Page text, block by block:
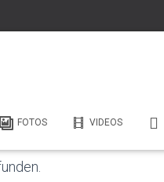
FOTOS VIDEOS